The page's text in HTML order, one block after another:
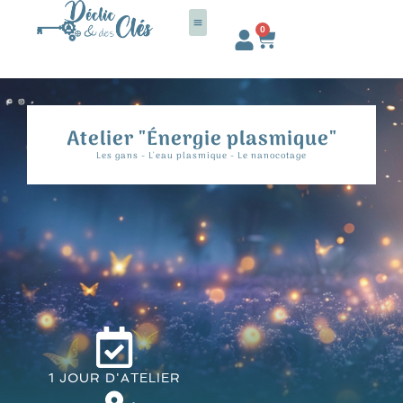
0
Panier
Atelier "Énergie plasmique"
Les gans - L'eau plasmique - Le nanocotage
1 JOUR D'ATELIER